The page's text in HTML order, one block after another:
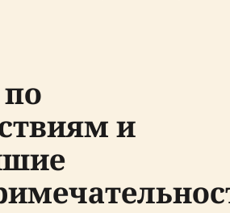
и